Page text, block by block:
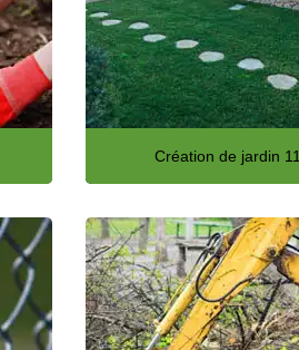
Création de jardin 11